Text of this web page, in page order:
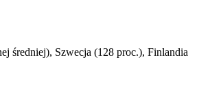
średniej), Szwecja (128 proc.), Finlandia